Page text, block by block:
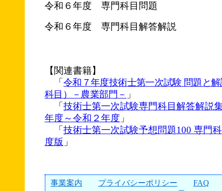
令和６年度 専門科目問題
令和６年度 専門科目解答解説
【関連書籍】
「 令和７年度技術士第一次試験 問題と
科目）－農業部門－ 」
「 技術士第一次試験専門科目解答解説
年度～令和２年度 」
「 技術士第一次試験予想問題100 専門
度版 」
事業案内 プライバシーポリシー
FAQ